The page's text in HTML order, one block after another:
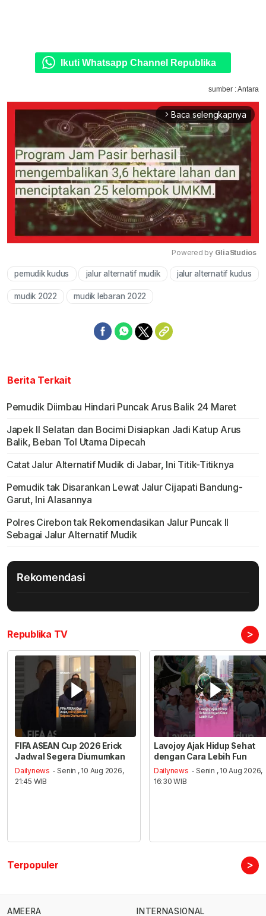
Ikuti Whatsapp Channel Republika
sumber : Antara
arrow_forward_ios Baca selengkapnya
Mute
Powered by GliaStudios
pemudik kudus jalur alternatif mudik jalur alternatif kudus
mudik 2022 mudik lebaran 2022
Berita Terkait
Pemudik Diimbau Hindari Puncak Arus Balik 24 Maret
Japek II Selatan dan Bocimi Disiapkan Jadi Katup Arus
Balik, Beban Tol Utama Dipecah
Catat Jalur Alternatif Mudik di Jabar, Ini Titik-Titiknya
Pemudik tak Disarankan Lewat Jalur Cijapati Bandung-
Garut, Ini Alasannya
Polres Cirebon tak Rekomendasikan Jalur Puncak II
Sebagai Jalur Alternatif Mudik
Rekomendasi
Republika TV >
FIFA ASEAN Cup 2026 Erick
Jadwal Segera Diumumkan
Dailynews - Senin , 10 Aug 2026,
21:45 WIB
Lavojoy Ajak Hidup Sehat
dengan Cara Lebih Fun
Dailynews - Senin , 10 Aug 2026,
16:30 WIB
Terpopuler >
AMEERA INTERNASIONAL